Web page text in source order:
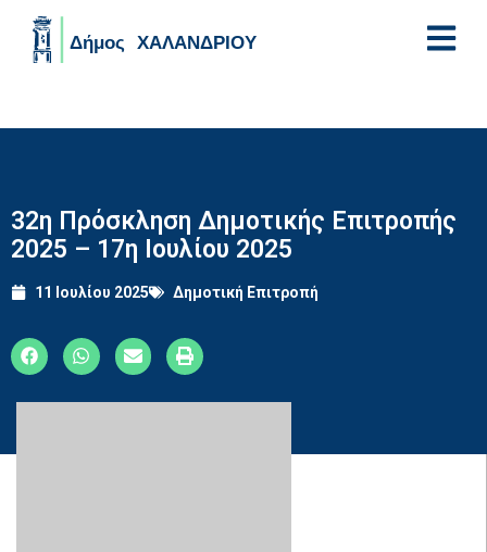
32η Πρόσκληση Δημοτικής Επιτροπής
2025 – 17η Ιουλίου 2025
11 Ιουλίου 2025 Δημοτική Επιτροπή